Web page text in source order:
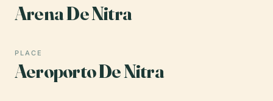
Arena De Nitra
PLACE
Aeroporto De Nitra